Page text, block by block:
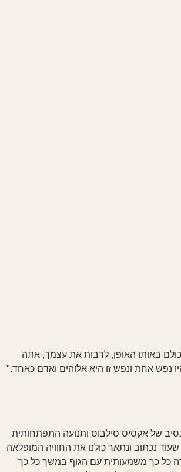
באותו האופן, לרבות את עצמך, אתה
נפש אחת ונפש זו היא אלוהים ואדם כאחד."
של אקסיס סילבוס ותנועה התפתחותית
נכתוב ונתאר כולנו את החוויה המופלאה
כל כך משמעותית עם הגוף במשך כל כך